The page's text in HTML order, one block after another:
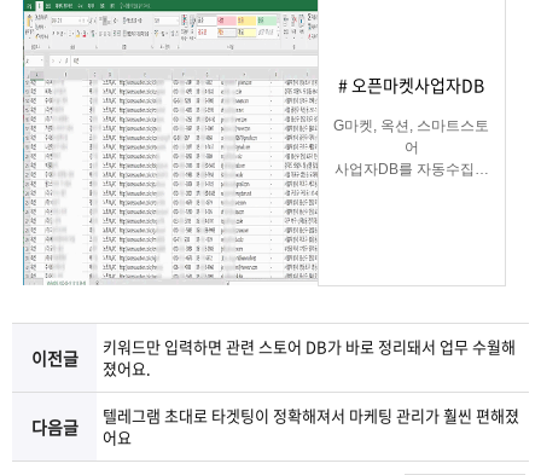
이
는?
구
매
로
그
램
상
품
문
의
객
센
터
마
이
페
이
파
트
너
# 오픈마켓사업자DB
G마켓, 옥션, 스마트스토
어
사업자DB를 자동수집해
이전글
키워드만 입력하면 관련 스토어 DB가 바로 정리돼서 업무 수월해
졌어요.
다음글
텔레그램 초대로 타겟팅이 정확해져서 마케팅 관리가 훨씬 편해졌
어요